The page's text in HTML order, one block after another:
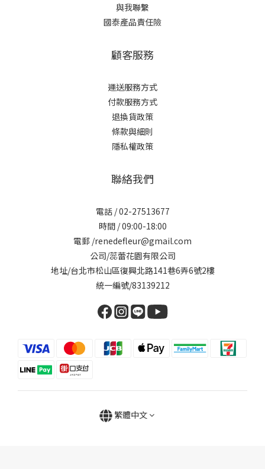
與我聯繫
國泰產品責任險
顧客服務
運送服務方式
付款服務方式
退換貨政策
條款與細則
隱私權政策
聯絡我們
電話 / 02-27513677
時間 / 09:00-18:00
電郵 /renedefleur@gmail.com
公司/蕊蕾花園有限公司
地址/台北市松山區復興北路141巷6弄6號2樓
統一編號/83139212
繁體中文